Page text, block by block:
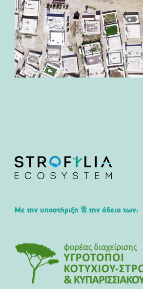
Με την υποστήριξη & την άδεια των: